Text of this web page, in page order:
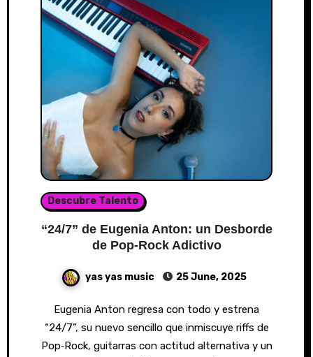
Descubre Talento
“24/7” de Eugenia Anton: un Desborde
de Pop-Rock Adictivo
yas yas music 25 June, 2025
Eugenia Anton regresa con todo y estrena
“24/7”, su nuevo sencillo que inmiscuye riffs de
Pop‑Rock, guitarras con actitud alternativa y un